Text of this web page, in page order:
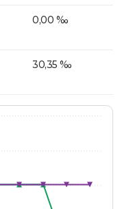
0,00 ‰
30,35 ‰